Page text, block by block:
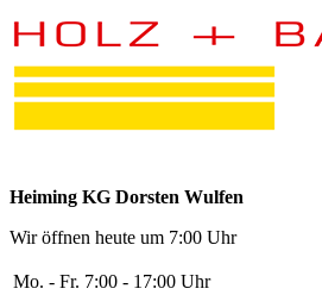
Heiming KG Dorsten Wulfen
Wir öffnen heute um 7:00 Uhr
Mo. - Fr. 7:00 - 17:00 Uhr